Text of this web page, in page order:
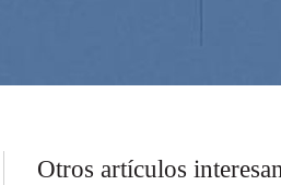
Otros artículos